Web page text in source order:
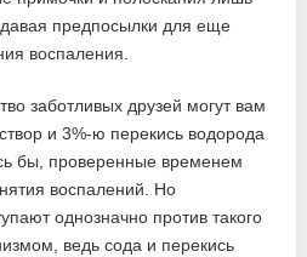
предпосылки для еще
воспаления.
заботливых друзей могут вам
и 3%-ю перекись водорода
бы, проверенные временем
воспалений. Но
однозначно против такого
ведь сода и перекись